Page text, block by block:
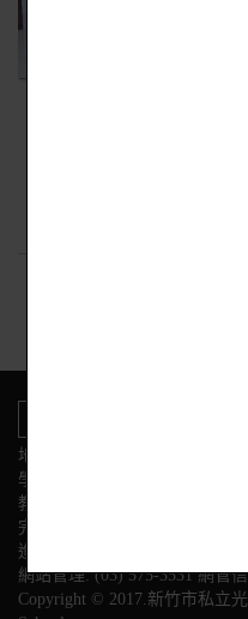
地址:新竹市東區光復路二段153
學校電話
教務處:(03) 575-3584 學務處
完全中學部:(03)575-3558
進修部:(03) 575-3628 幼兒園
網站管理: (03) 575-3531 網管
Copyright © 2017.新竹市私立